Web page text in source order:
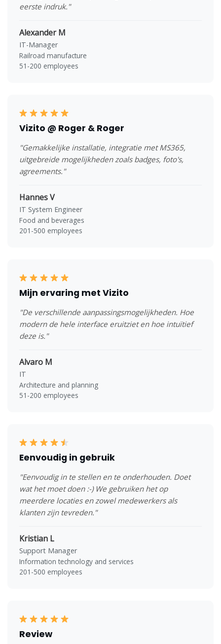
eerste indruk."
Alexander M
IT-Manager
Railroad manufacture
51-200 employees
Vizito @ Roger & Roger
"Gemakkelijke installatie, integratie met MS365,
uitgebreide mogelijkheden zoals badges, foto's,
agreements."
Hannes V
IT System Engineer
Food and beverages
201-500 employees
Mijn ervaring met Vizito
"De verschillende aanpassingsmogelijkheden. Hoe
modern de hele interface eruitziet en hoe intuïtief
deze is."
Alvaro M
IT
Architecture and planning
51-200 employees
Eenvoudig in gebruik
"Eenvoudig in te stellen en te onderhouden. Doet
wat het moet doen :-) We gebruiken het op
meerdere locaties en zowel medewerkers als
klanten zijn tevreden."
Kristian L
Support Manager
Information technology and services
201-500 employees
Review